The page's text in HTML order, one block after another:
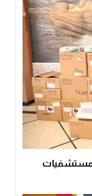
مستشفيات